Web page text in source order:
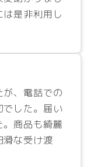
是非利用し
、電話での
した。届い
商品も綺麗
滑な受け渡